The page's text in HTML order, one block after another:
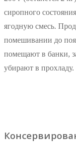
сиропного
ягодную смесь.
помешивании до
помещают в банки,
убирают в прохладу.